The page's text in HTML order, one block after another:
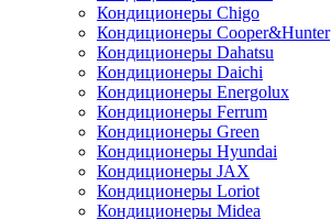
Кондиционеры Chigo
Кондиционеры Cooper&Hunter
Кондиционеры Dahatsu
Кондиционеры Daichi
Кондиционеры Energolux
Кондиционеры Ferrum
Кондиционеры Green
Кондиционеры Hyundai
Кондиционеры JAX
Кондиционеры Loriot
Кондиционеры Midea